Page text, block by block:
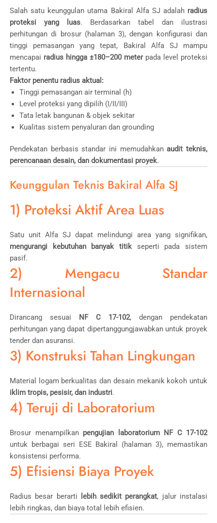
Salah satu keunggulan utama Bakiral Alfa SJ adalah radius
proteksi yang luas. Berdasarkan tabel dan ilustrasi
perhitungan di brosur (halaman 3), dengan konfigurasi dan
tinggi pemasangan yang tepat, Bakiral Alfa SJ mampu
mencapai radius hingga ±180–200 meterpada level proteksi
tertentu.
Faktor penentu radius aktual:
Tinggi pemasangan air terminal (h)
Level proteksi yang dipilih (I/II/III)
Tata letak bangunan & objek sekitar
Kualitas sistem penyaluran dan grounding
Pendekatan berbasis standar ini memudahkanaudit teknis,
perencanaan desain, dan dokumentasi proyek.
Keunggulan Teknis Bakiral Alfa SJ
1) Proteksi Aktif Area Luas
Satu unit Alfa SJ dapat melindungi area yang signifikan,
mengurangi kebutuhan banyak titik seperti pada sistem
pasif.
2) Mengacu Standar
Internasional
Dirancang sesuai NF C 17-102, dengan pendekatan
perhitungan yang dapat dipertanggungjawabkan untuk proyek
tender dan asuransi.
3) Konstruksi Tahan Lingkungan
Material logam berkualitas dan desain mekanik kokoh untuk
iklim tropis, pesisir, dan industri.
4) Teruji di Laboratorium
Brosur menampilkan pengujian laboratorium NF C 17-102
untuk berbagai seri ESE Bakiral (halaman 3), memastikan
konsistensi performa.
5) Efisiensi Biaya Proyek
Radius besar berarti lebih sedikit perangkat, jalur instalasi
lebih ringkas, dan biaya total lebih efisien.